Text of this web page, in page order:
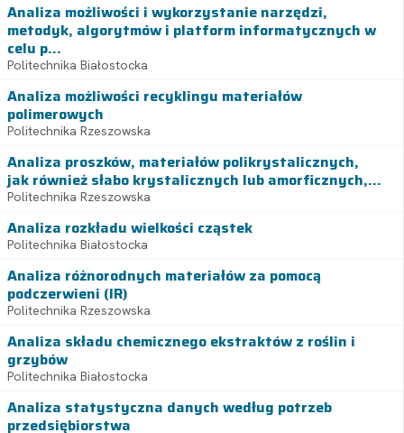
Analiza możliwości i wykorzystanie narzędzi,
metodyk, algorytmów i platform informatycznych w
celu p...
Politechnika Białostocka
Analiza możliwości recyklingu materiałów
polimerowych
Politechnika Rzeszowska
Analiza proszków, materiałów polikrystalicznych,
jak również słabo krystalicznych lub amorficznych,...
Politechnika Rzeszowska
Analiza rozkładu wielkości cząstek
Politechnika Białostocka
Analiza różnorodnych materiałów za pomocą
podczerwieni (IR)
Politechnika Rzeszowska
Analiza składu chemicznego ekstraktów z roślin i
grzybów
Politechnika Białostocka
Analiza statystyczna danych według potrzeb
przedsiębiorstwa